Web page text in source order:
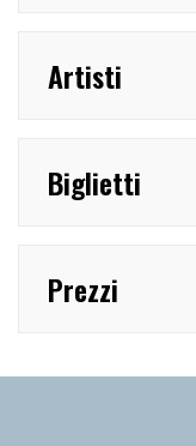
Artisti
Biglietti
Prezzi